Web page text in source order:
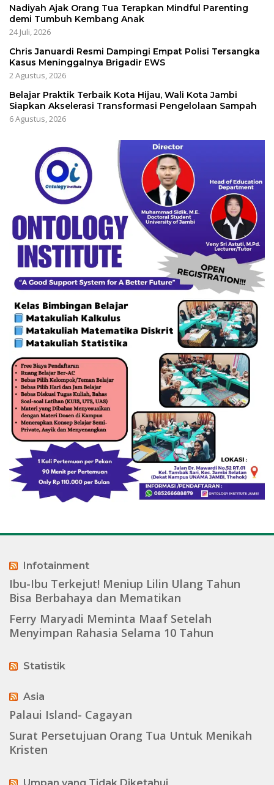
Nadiyah Ajak Orang Tua Terapkan Mindful Parenting
demi Tumbuh Kembang Anak
24 Juli, 2026
Chris Januardi Resmi Dampingi Empat Polisi Tersangka
Kasus Meninggalnya Brigadir EWS
2 Agustus, 2026
Belajar Praktik Terbaik Kota Hijau, Wali Kota Jambi
Siapkan Akselerasi Transformasi Pengelolaan Sampah
6 Agustus, 2026
Infotainment
Ibu-Ibu Terkejut! Meniup Lilin Ulang Tahun
Bisa Berbahaya dan Mematikan
Ferry Maryadi Meminta Maaf Setelah
Menyimpan Rahasia Selama 10 Tahun
Statistik
Asia
Palaui Island- Cagayan
Surat Persetujuan Orang Tua Untuk Menikah
Kristen
Umpan yang Tidak Diketahui